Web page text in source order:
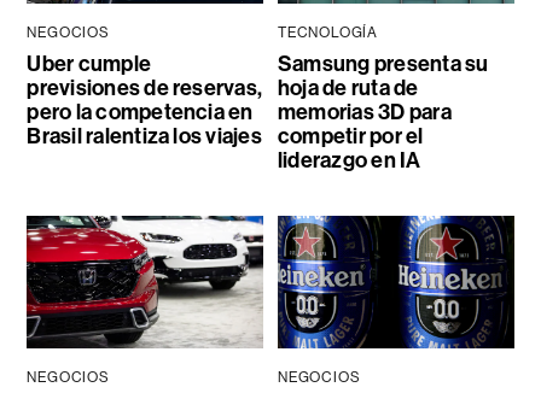
NEGOCIOS
Uber cumple
previsiones de reservas,
pero la competencia en
Brasil ralentiza los viajes
TECNOLOGÍA
Samsung presenta su
hoja de ruta de
memorias 3D para
competir por el
liderazgo en IA
NEGOCIOS NEGOCIOS